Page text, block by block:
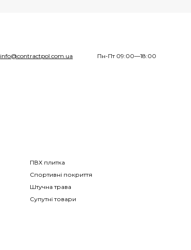
info@contractpol.com.ua Пн-Пт 09:00—18:00
ПВХ плитка
Спортивні покриття
Штучна трава
Супутні товари